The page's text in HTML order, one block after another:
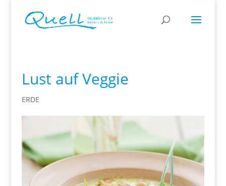
Lust auf Veggie
ERDE